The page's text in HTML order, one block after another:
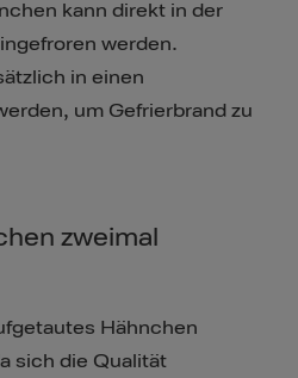
kann direkt in der
werden.
in einen
um Gefrierbrand zu
zweimal
Hähnchen
sich die Qualität